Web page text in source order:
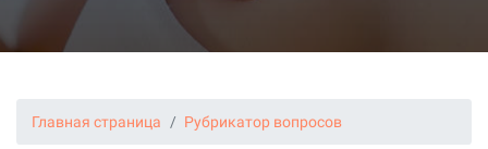
Главная страница Рубрикатор вопросов